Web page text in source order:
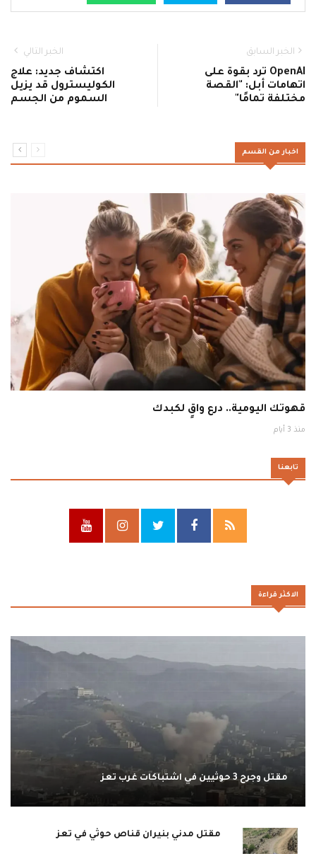
الخبر السابق
OpenAI ترد بقوة على
اتهامات أبل: "القصة
مختلفة تمامًا"
الخبر التالي
اكتشاف جديد: علاج
الكوليسترول قد يزيل
السموم من الجسم
اخبار من القسم
قهوتك اليومية.. درع واقٍ لكبدك
منذ 3 أيام
تابعنا
الاكثر قراءة
مقتل وجرح 3 حوثيين في اشتباكات غرب تعز
مقتل مدني بنيران قناص حوثي في تعز